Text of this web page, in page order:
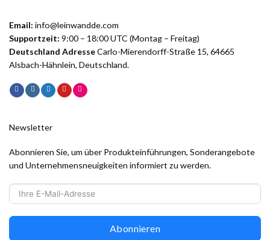
Email: info@leinwandde.com
Supportzeit: 9:00 – 18:00 UTC (Montag – Freitag)
Deutschland AdresseCarlo-Mierendorff-Straße 15, 64665
Alsbach-Hähnlein, Deutschland.
Newsletter
Abonnieren Sie, um über Produkteinführungen, Sonderangebote
und Unternehmensneuigkeiten informiert zu werden.
Abonnieren